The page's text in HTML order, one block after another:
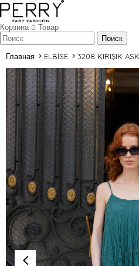
Корзина 0 Товар
Главная ELBİSE 3208 KIRIŞIK